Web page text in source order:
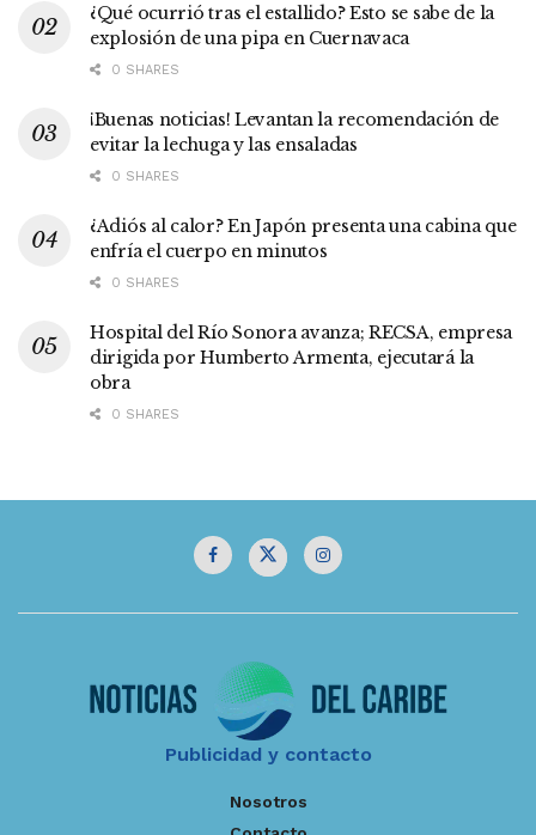
¿Qué ocurrió tras el estallido? Esto se sabe de la
explosión de una pipa en Cuernavaca
0 SHARES
¡Buenas noticias! Levantan la recomendación de
evitar la lechuga y las ensaladas
0 SHARES
¿Adiós al calor? En Japón presenta una cabina que
enfría el cuerpo en minutos
0 SHARES
Hospital del Río Sonora avanza; RECSA, empresa
dirigida por Humberto Armenta, ejecutará la
obra
0 SHARES
Publicidad y contacto
Nosotros